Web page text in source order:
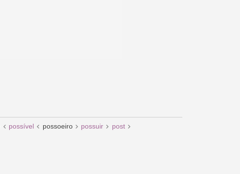
possível possoeiro possuir post